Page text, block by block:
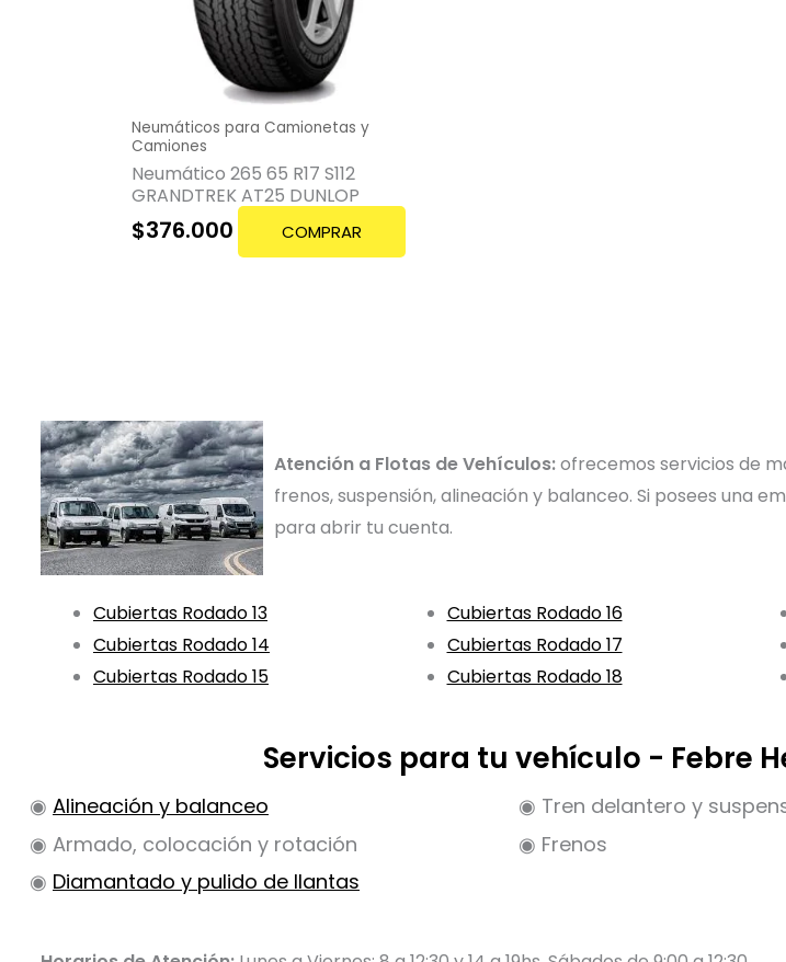
Neumáticos para Camionetas y
Camiones
Neumático 265 65 R17 S112
GRANDTREK AT25 DUNLOP
$376.000 COMPRAR
Atención a Flotas de Vehículos:ofrecemos servicios de
frenos, suspensión, alineación y balanceo. Si posees una
para abrir tu cuenta.
Cubiertas Rodado 13
Cubiertas Rodado 14
Cubiertas Rodado 15
Cubiertas Rodado 16
Cubiertas Rodado 17
Cubiertas Rodado 18
Servicios para tu vehículo - Febre
◉ Alineación y balanceo
◉ Armado, colocación y rotación
◉ Diamantado y pulido de llantas
◉ Tren delantero y
◉ Frenos